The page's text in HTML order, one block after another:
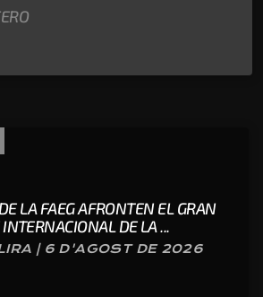
LA FAEG AFRONTEN EL GRAN
DE LA ...
| 6 D'AGOST DE 2026